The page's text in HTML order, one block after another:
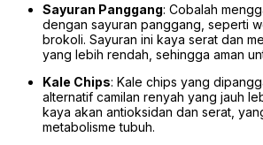
Sayuran Panggang: Cobalah
dengan sayuran panggang, seperti
brokoli. Sayuran ini kaya serat dan
yang lebih rendah, sehingga aman
Kale Chips: Kale chips yang
alternatif camilan renyah yang jauh
kaya akan antioksidan dan serat,
metabolisme tubuh.